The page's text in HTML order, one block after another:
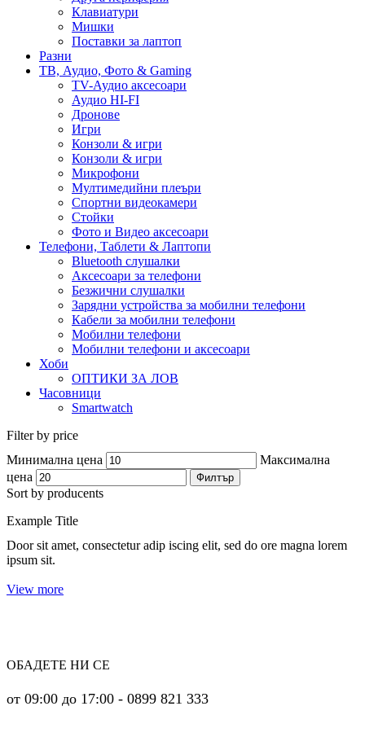
Клавиатури
Мишки
Поставки за лаптоп
Разни
ТВ, Аудио, Фото & Gaming
TV-Аудио аксесоари
Аудио HI-FI
Дронове
Игри
Конзоли & игри
Конзоли & игри
Микрофони
Мултимедийни плеъри
Спортни видеокамери
Стойки
Фото и Видео аксесоари
Телефони, Таблети & Лаптопи
Bluetooth слушалки
Аксесоари за телефони
Безжични слушалки
Зарядни устройства за мобилни телефони
Кабели за мобилни телефони
Мобилни телефони
Мобилни телефони и аксесоари
Хоби
ОПТИКИ ЗА ЛОВ
Часовници
Smartwatch
Filter by price
Минимална цена
Максимална
цена
Филтър
Sort by producents
Example Title
Door sit amet, consectetur adip iscing elit, sed do ore magna lorem
ipsum sit.
View more
ОБАДЕТЕ НИ СЕ
от 09:00 до 17:00 - 0899 821 333